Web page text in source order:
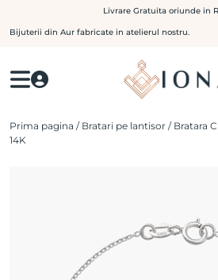
to
Livrare Gratuita oriunde in
Bijuterii din Aur fabricate in atelierul nostru.
Prima pagina / Bratari pe lantisor / Bratara
14K